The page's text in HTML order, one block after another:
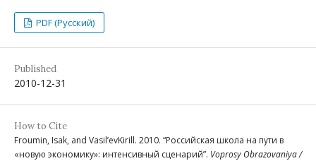
PDF (Русский)
Published
2010-12-31
How to Cite
Froumin, Isak, and Vasil’evKirill. 2010. “Российская школа на пути в
«новую экономику»: интенсивный сценарий”. Voprosy Obrazovaniya /